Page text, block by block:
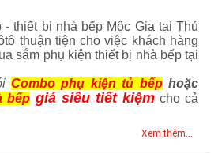
- thiết bị nhà bếp Mộc Gia tại Thủ
thuận tiện cho việc khách hàng
sắm phụ kiện thiết bị nhà bếp tại
Combo phụ kiện tủ bếphoặc
bếp giá siêu tiết kiệm cho cả
Xem thêm...